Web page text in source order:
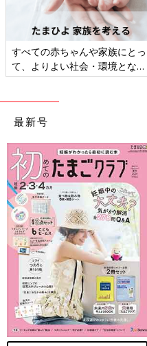
すべての赤ちゃんや家族にとっ
て、よりよい社会・環境となる
ことをめざしてさまざまな課題
最新号